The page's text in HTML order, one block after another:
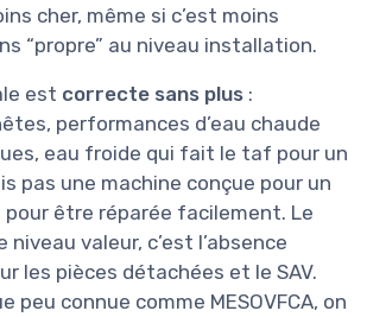
cher, même si c’est moins
“propre” au niveau installation.
est correcte sans plus :
performances d’eau chaude
eau froide qui fait le taf pour un
pas une machine conçue pour un
être réparée facilement. Le
valeur, c’est l’absence
les pièces détachées et le SAV.
peu connue comme MESOVFCA, on